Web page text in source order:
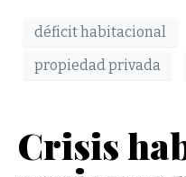
déficit habitacional
propiedad privada
Crisis